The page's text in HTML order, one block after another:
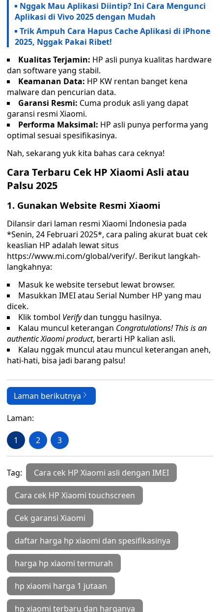
Nggak Mau Aplikasi Diintip? Ini Cara Mengunci
Aplikasi di Vivo 2025 dengan Mudah
Trik Ampuh Cara Hapus Cache Aplikasi di iPhone
2025, Nggak Pakai Ribet!
Kualitas Terjamin: HP asli punya kualitas hardware
dan software yang stabil.
Keamanan Data: HP KW rentan banget kena
malware dan pencurian data.
Garansi Resmi: Cuma produk asli yang dapat
garansi resmi Xiaomi.
Performa Maksimal: HP asli punya performa yang
optimal sesuai spesifikasinya.
Nah, sekarang yuk kita bahas cara ceknya!
Cara Terbaru Cek HP Xiaomi Asli atau
Palsu 2025
1. Gunakan Website Resmi Xiaomi
Dilansir dari laman resmi Xiaomi Indonesia pada
*Senin, 24 Februari 2025*, cara paling akurat buat cek
keaslian HP adalah lewat situs
https://www.mi.com/global/verify/. Berikut langkah-
langkahnya:
Masuk ke website tersebut lewat browser.
Masukkan IMEI atau Serial Number HP yang mau
dicek.
Klik tombol Verifydan tunggu hasilnya.
Kalau muncul keterangan Congratulations! This is an
authentic Xiaomi product, berarti HP kalian asli.
Kalau nggak muncul atau muncul keterangan aneh,
hati-hati, bisa jadi barang palsu!
Laman berikutnya
Laman:
1 2 3
Tag: Cara cek HP Xiaomi asli dengan IMEI
Cara cek HP Xiaomi touchscreen
Cek garansi Xiaomi
daftar harga hp xiaomi dan spesifikasinya
harga hp xiaomi termurah
hp xiaomi harga 1 jutaan
hp xiaomi terbaru dan harganya